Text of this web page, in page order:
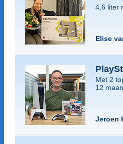
4,6 liter
Elise
Met 2
12
Jeroen